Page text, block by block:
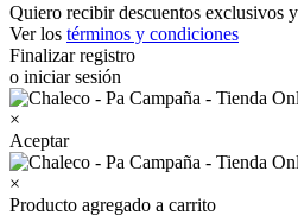
Quiero recibir descuentos exclusivos
Ver los términos y condiciones
Finalizar registro
o iniciar sesión
×
Aceptar
×
Producto agregado a carrito